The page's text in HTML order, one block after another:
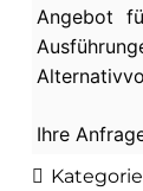
Angebot
Ihre